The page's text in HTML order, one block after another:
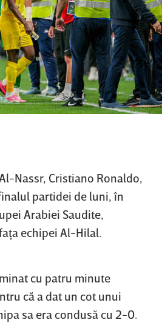
Nassr, Cristiano Ronaldo,
partidei de luni, în
Arabiei Saudite,
echipei Al-Hilal.
cu patru minute
că a dat un cot unui
sa era condusă cu 2-0.